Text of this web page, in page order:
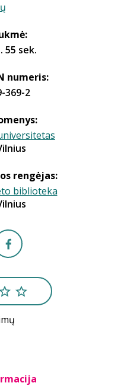
55 sek.
numeris:
369-2
rengėjas:
biblioteka